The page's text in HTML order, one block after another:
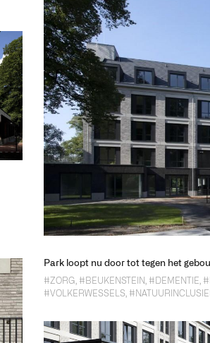
Park loopt nu door tot tegen het
#ZORG #BEUKENSTEIN #DEMENTIE
#VOLKERWESSELS